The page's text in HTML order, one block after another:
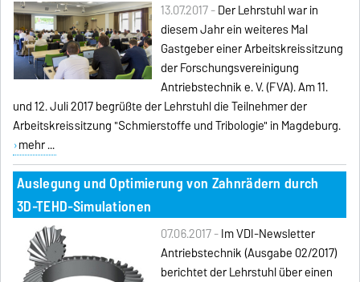
13.07.2017 -Der Lehrstuhl war in
diesem Jahr ein weiteres Mal
Gastgeber einer Arbeitskreissitzung
der Forschungsvereinigung
Antriebstechnik e. V. (FVA). Am 11.
und 12. Juli 2017 begrüßte der Lehrstuhl die Teilnehmer der
Arbeitskreissitzung "Schmierstoffe und Tribologie" in Magdeburg.
mehr ...
Auslegung und Optimierung von Zahnrädern durch
3D-TEHD-Simulationen
07.06.2017 -Im VDI-Newsletter
Antriebstechnik (Ausgabe 02/2017)
berichtet der Lehrstuhl über einen